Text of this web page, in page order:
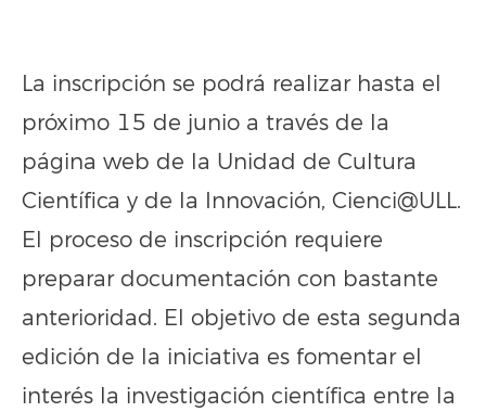
La inscripción se podrá realizar hasta el
próximo 15 de junio a través de la
página web de la Unidad de Cultura
Científica y de la Innovación, Cienci@ULL.
El proceso de inscripción requiere
preparar documentación con bastante
anterioridad. El objetivo de esta segunda
edición de la iniciativa es fomentar el
interés la investigación científica entre la